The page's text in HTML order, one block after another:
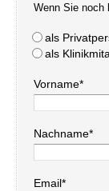
Wenn Sie noch
als
als
Vorname*
Nachname*
Email*